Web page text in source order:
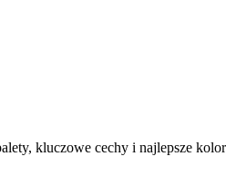
kluczowe cechy i najlepsze